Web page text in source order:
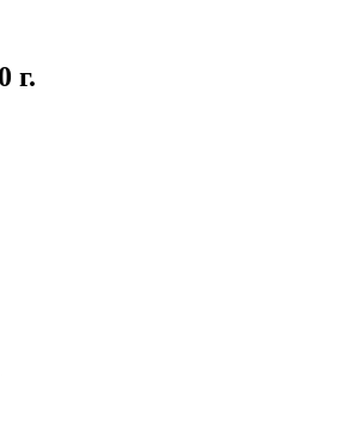
г.